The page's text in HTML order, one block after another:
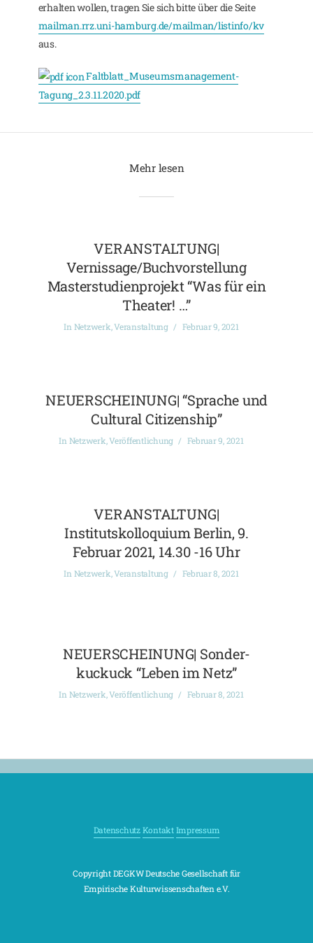
erhalten wollen, tragen Sie sich bitte über die Seite
mailman.rrz.uni-hamburg.de/mailman/listinfo/kv
aus.
Faltblatt_Museumsmanagement-
Tagung_2.3.11.2020.pdf
Mehr lesen
VERANSTALTUNG|
Vernissage/Buchvorstellung
Masterstudienprojekt “Was für ein
Theater! …”
InNetzwerk,Veranstaltung Februar 9, 2021
NEUERSCHEINUNG| “Sprache und
Cultural Citizenship”
InNetzwerk,Veröffentlichung Februar 9, 2021
VERANSTALTUNG|
Institutskolloquium Berlin, 9.
Februar 2021, 14.30 -16 Uhr
InNetzwerk,Veranstaltung Februar 8, 2021
NEUERSCHEINUNG| Sonder-
kuckuck “Leben im Netz”
InNetzwerk,Veröffentlichung Februar 8, 2021
DatenschutzKontaktImpressum
Copyright DEGKW Deutsche Gesellschaft für
Empirische Kulturwissenschaften e.V.